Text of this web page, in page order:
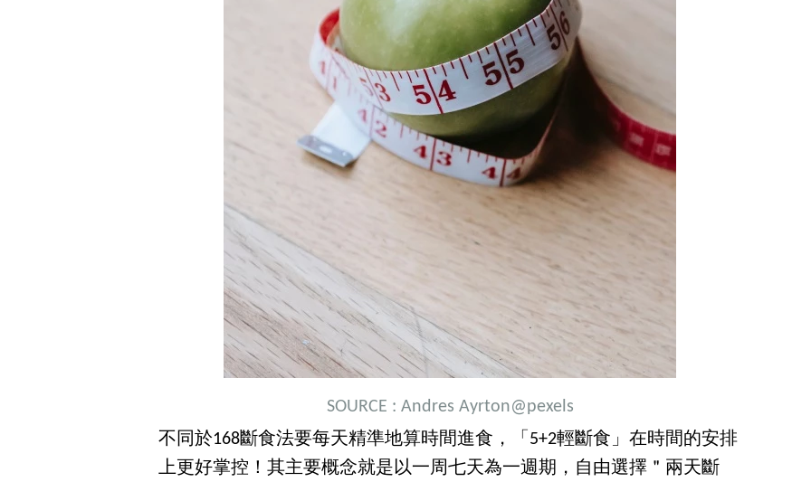
SOURCE : Andres Ayrton@pexels
不同於168斷食法要每天精準地算時間進食，「5+2輕斷食」在時間的安排
上更好掌控！其主要概念就是以一周七天為一週期，自由選擇＂兩天斷